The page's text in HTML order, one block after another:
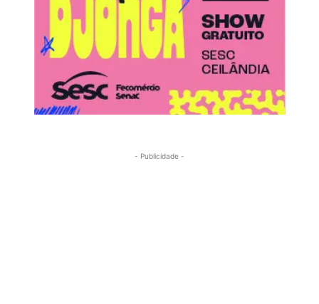
- Publicidade -